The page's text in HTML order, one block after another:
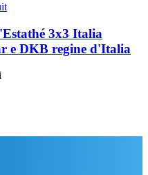
3x3 Italia
e DKB regine d'Italia